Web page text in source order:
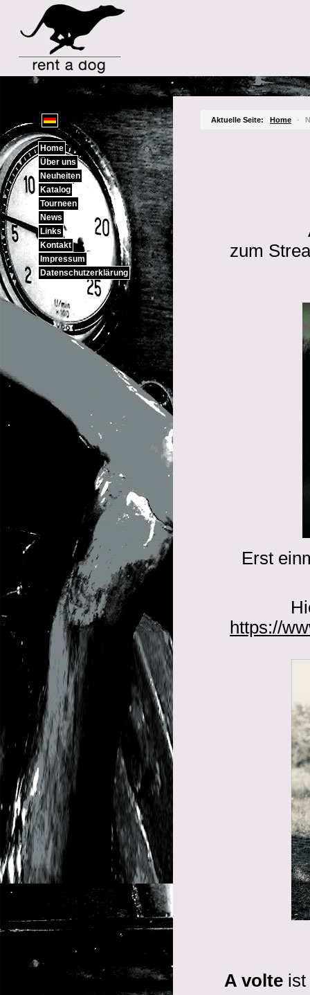
Home
Über uns
Neuheiten
Katalog
Tourneen
News
Links
Kontakt
Impressum
Datenschutzerklärung
Aktuelle Seite: Home •
zum
Erst
https://
A volteist